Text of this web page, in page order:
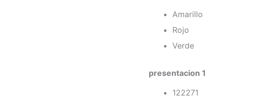
Amarillo
Rojo
Verde
presentacion 1
122271